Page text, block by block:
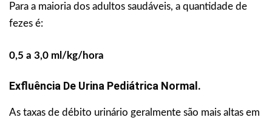
Para a maioria dos adultos saudáveis, a quantidade de
fezes é:
0,5 a 3,0 ml/kg/hora
Exfluência De Urina Pediátrica Normal.
As taxas de débito urinário geralmente são mais altas em